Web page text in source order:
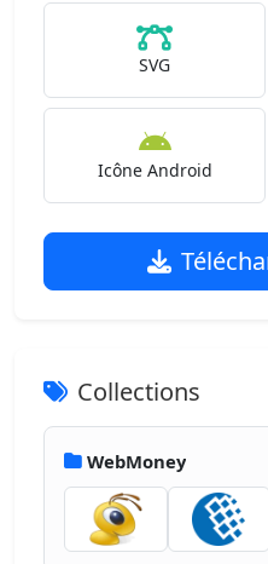
SVG
Icône Android
Collections
WebMoney